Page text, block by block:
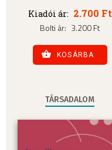
Kiadói ár: 2.700 Ft
Bolti ár: 3.200 Ft
KOSÁRBA
TÁRSADALOM